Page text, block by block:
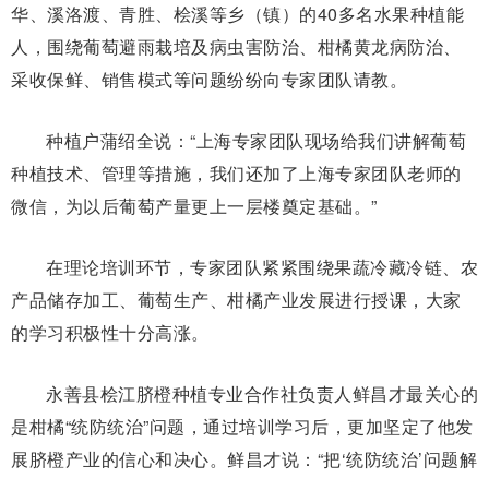
华、溪洛渡、青胜、桧溪等乡（镇）的40多名水果种植能
人，围绕葡萄避雨栽培及病虫害防治、柑橘黄龙病防治、
采收保鲜、销售模式等问题纷纷向专家团队请教。
种植户蒲绍全说：“上海专家团队现场给我们讲解葡萄
种植技术、管理等措施，我们还加了上海专家团队老师的
微信，为以后葡萄产量更上一层楼奠定基础。”
在理论培训环节，专家团队紧紧围绕果蔬冷藏冷链、农
产品储存加工、葡萄生产、柑橘产业发展进行授课，大家
的学习积极性十分高涨。
永善县桧江脐橙种植专业合作社负责人鲜昌才最关心的
是柑橘“统防统治”问题，通过培训学习后，更加坚定了他发
展脐橙产业的信心和决心。鲜昌才说：“把‘统防统治’问题解